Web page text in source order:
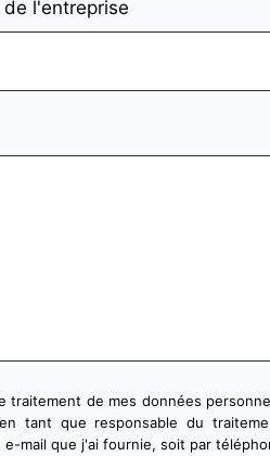
de l'entreprise
de mes données
tant que responsable du
mail que j'ai fournie, soit par